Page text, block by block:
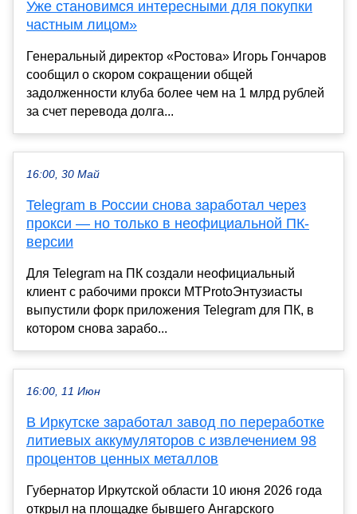
Уже становимся интересными для покупки
частным лицом»
Генеральный директор «Ростова» Игорь Гончаров
сообщил о скором сокращении общей
задолженности клуба более чем на 1 млрд рублей
за счет перевода долга...
16:00, 30 Май
Telegram в России снова заработал через
прокси — но только в неофициальной ПК-
версии
Для Telegram на ПК создали неофициальный
клиент с рабочими прокси MTProtoЭнтузиасты
выпустили форк приложения Telegram для ПК, в
котором снова зарабо...
16:00, 11 Июн
В Иркутске заработал завод по переработке
литиевых аккумуляторов с извлечением 98
процентов ценных металлов
Губернатор Иркутской области 10 июня 2026 года
открыл на площадке бывшего Ангарского